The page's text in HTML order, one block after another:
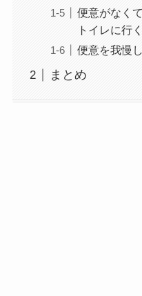
便意がなく
トイレに行く
便意を我慢
まとめ